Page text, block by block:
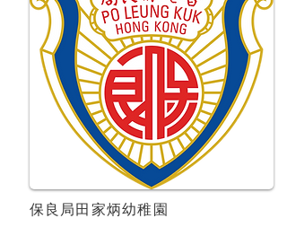
保良局田家炳幼稚園